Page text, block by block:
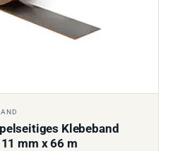
Klebeband
mm x 66 m